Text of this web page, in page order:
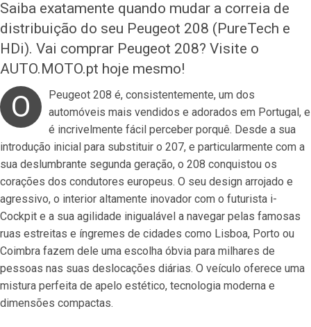
Saiba exatamente quando mudar a correia de
distribuição do seu Peugeot 208 (PureTech e
HDi). Vai comprar Peugeot 208? Visite o
AUTO.MOTO.pt hoje mesmo!
O
Peugeot 208 é, consistentemente, um dos
automóveis mais vendidos e adorados em Portugal, e
é incrivelmente fácil perceber porquê. Desde a sua
introdução inicial para substituir o 207, e particularmente com a
sua deslumbrante segunda geração, o 208 conquistou os
corações dos condutores europeus. O seu design arrojado e
agressivo, o interior altamente inovador com o futurista i-
Cockpit e a sua agilidade inigualável a navegar pelas famosas
ruas estreitas e íngremes de cidades como Lisboa, Porto ou
Coimbra fazem dele uma escolha óbvia para milhares de
pessoas nas suas deslocações diárias. O veículo oferece uma
mistura perfeita de apelo estético, tecnologia moderna e
dimensões compactas.